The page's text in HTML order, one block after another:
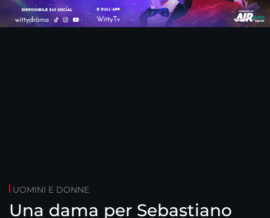
UOMINI E DONNE
Una dama per Sebastiano